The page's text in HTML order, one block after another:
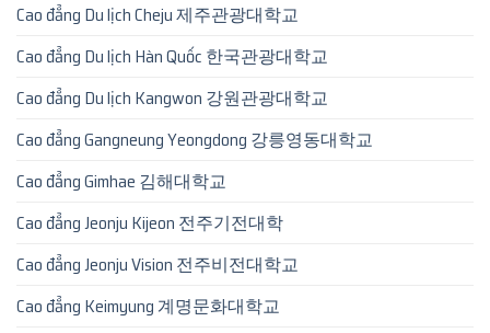
Cao đẳng Du lịch Cheju 제주관광대학교
Cao đẳng Du lịch Hàn Quốc 한국관광대학교
Cao đẳng Du lịch Kangwon 강원관광대학교
Cao đẳng Gangneung Yeongdong 강릉영동대학교
Cao đẳng Gimhae 김해대학교
Cao đẳng Jeonju Kijeon 전주기전대학
Cao đẳng Jeonju Vision 전주비전대학교
Cao đẳng Keimyung 계명문화대학교